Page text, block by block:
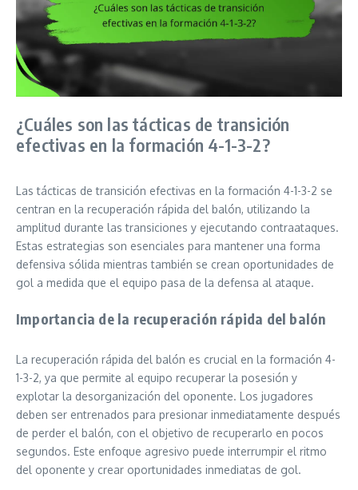
¿Cuáles son las tácticas de transición
efectivas en la formación 4-1-3-2?
Las tácticas de transición efectivas en la formación 4-1-3-2 se
centran en la recuperación rápida del balón, utilizando la
amplitud durante las transiciones y ejecutando contraataques.
Estas estrategias son esenciales para mantener una forma
defensiva sólida mientras también se crean oportunidades de
gol a medida que el equipo pasa de la defensa al ataque.
Importancia de la recuperación rápida del balón
La recuperación rápida del balón es crucial en la formación 4-
1-3-2, ya que permite al equipo recuperar la posesión y
explotar la desorganización del oponente. Los jugadores
deben ser entrenados para presionar inmediatamente después
de perder el balón, con el objetivo de recuperarlo en pocos
segundos. Este enfoque agresivo puede interrumpir el ritmo
del oponente y crear oportunidades inmediatas de gol.